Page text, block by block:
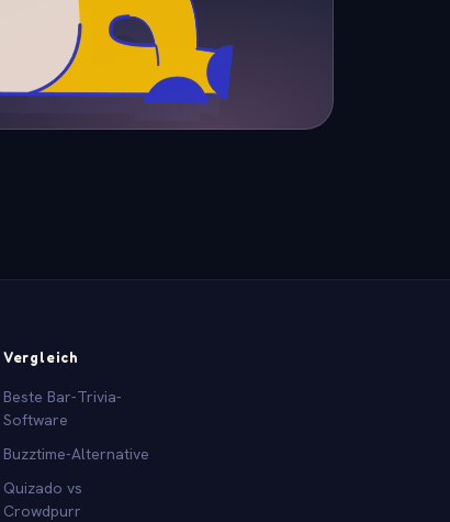
Vergleich
Beste Bar-Trivia-
Software
Buzztime-Alternative
Quizado vs
Crowdpurr